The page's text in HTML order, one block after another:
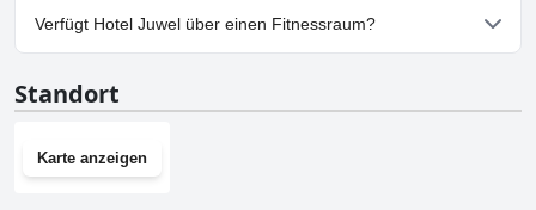
Ja, Parkmöglichkeiten sind im Hotel Juwel vorhanden.
Verfügt Hotel Juwel über einen Fitnessraum?
Standort
Karte anzeigen